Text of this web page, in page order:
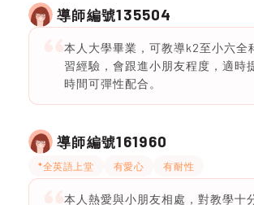
導師編號135504
本人大學畢業，可教導k2至小六全
習經驗，會跟進小朋友程度，適時
時間可彈性配合。
導師編號161960
*全英語上堂 有愛心 有耐性
本人熱愛與小朋友相處，對教學十